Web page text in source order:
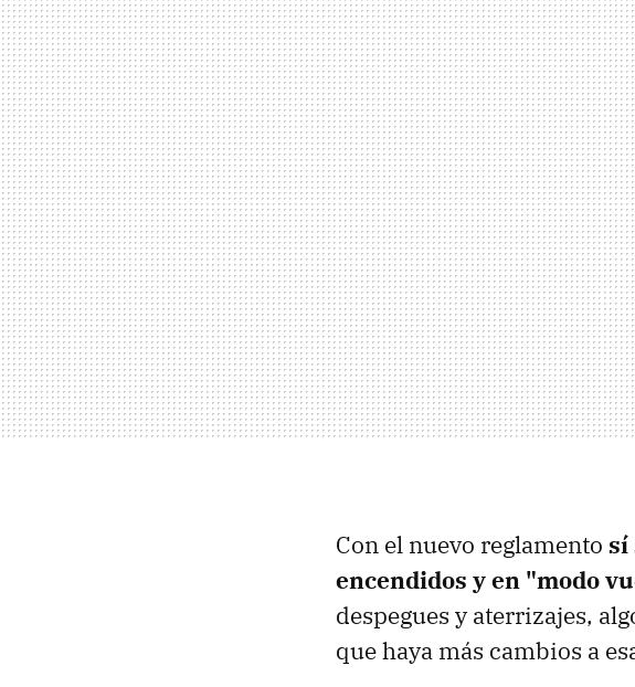
Con el nuevo reglamento sí
encendidos y en "modo
despegues y aterrizajes,
que haya más cambios a